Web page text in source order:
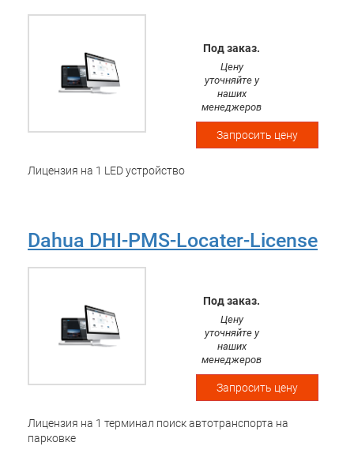
Лицензия на 1 LED устройство
Под заказ.
Цену
уточняйте у
наших
менеджеров
Запросить цену
Dahua DHI-PMS-Locater-License
Лицензия на 1 терминал поиск автотранспорта на
парковке
Под заказ.
Цену
уточняйте у
наших
менеджеров
Запросить цену